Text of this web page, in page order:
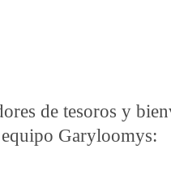
de tesoros y
Garyloomys: